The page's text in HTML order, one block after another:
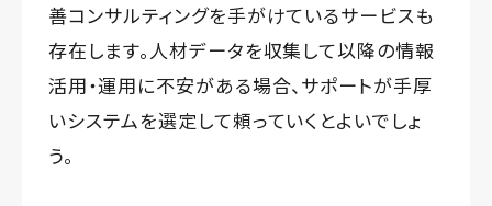
善コンサルティングを手がけているサービスも
存在します。人材データを収集して以降の情報
活用・運用に不安がある場合、サポートが手厚
いシステムを選定して頼っていくとよいでしょ
う。